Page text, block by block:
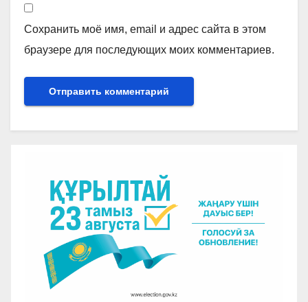
Сохранить моё имя, email и адрес сайта в этом
браузере для последующих моих комментариев.